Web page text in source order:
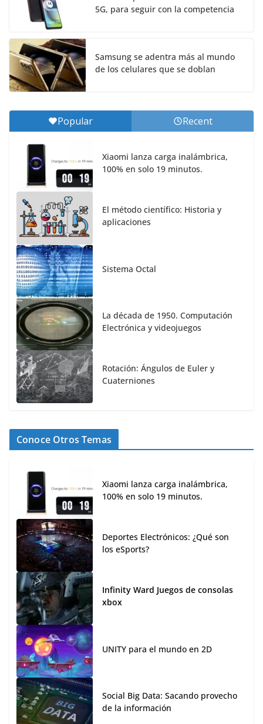
5G, para seguir con la competencia
Samsung se adentra más al mundo
de los celulares que se doblan
Popular Recent
Xiaomi lanza carga inalámbrica,
100% en solo 19 minutos.
El método científico: Historia y
aplicaciones
Sistema Octal
La década de 1950. Computación
Electrónica y videojuegos
Rotación: Ángulos de Euler y
Cuaterniones
Conoce Otros Temas
Xiaomi lanza carga inalámbrica,
100% en solo 19 minutos.
Deportes Electrónicos: ¿Qué son
los eSports?
Infinity Ward Juegos de consolas
xbox
UNITY para el mundo en 2D
Social Big Data: Sacando provecho
de la información